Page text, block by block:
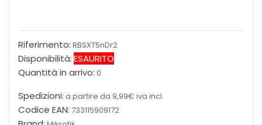
Riferimento: RBSXT5nDr2
Disponibilità:ESAURITO
Quantità in arrivo: 0
Spedizioni: a partire da 9,99€ iva incl.
Codice EAN: 733115909172